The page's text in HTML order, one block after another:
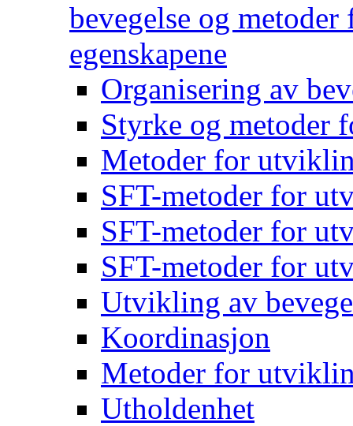
bevegelse og
egenskapene
Organisering av
Styrke og metoder
Metoder for
SFT-metoder for
SFT-metoder for
SFT-metoder for
Utvikling av
Koordinasjon
Metoder for
Utholdenhet